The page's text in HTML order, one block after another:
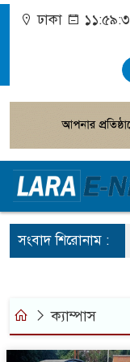
ঢাকা
সংবাদ শিরোনাম :
ক্যাম্পাস